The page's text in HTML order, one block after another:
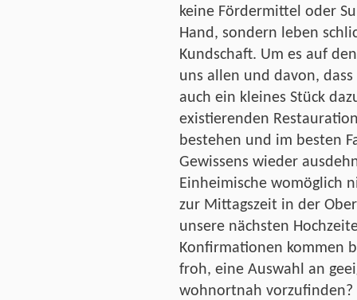
keine Fördermittel oder
Hand, sondern leben
Kundschaft. Um es auf
uns allen und davon,
auch ein kleines Stück
existierenden
bestehen und im besten
Gewissens wieder
Einheimische womöglich
zur Mittagszeit in der
unsere nächsten
Konfirmationen kommen
froh, eine Auswahl an
wohnortnah vorzufinden?